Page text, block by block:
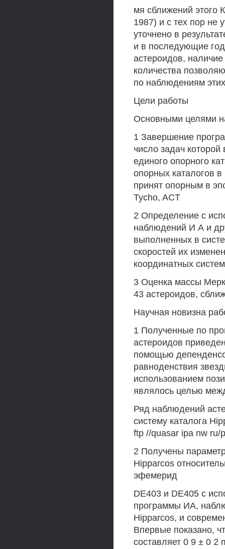
мя сближений этого
1987) и с тех пор не
уточнено в
и в последующие
астероидов,
количества
по наблюдениям
Цели работы
Основными целями
1 Завершение
число задач
единого опорного
опорных каталогов
принят опорным в
Tycho, ACT
2 Определение с
наблюдений И А и
выполненных в
скоростей их
координатных
3 Оценка массы
43 астероидов,
Научная новизна
1 Полученные по
астероидов
помощью
равноденствия
использованием
являлось целью
Ряд наблюдений
систему каталога
ftp //quasar ipa nw ru/
2 Получены
Hipparcos
эфемерид
DE403 и DE405 с
программы ИА,
Hipparcos, и
Впервые показано,
составляет 0 9 ± 0 2